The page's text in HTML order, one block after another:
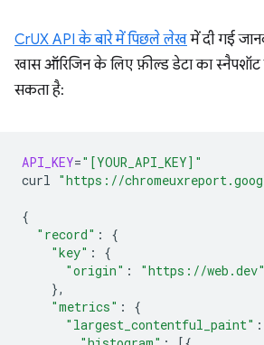
CrUX API के बारे में पिछले लेखमें दी गई
खास ऑरिजिन के लिए फ़ील्ड डेटा का स्नैपशॉट
सकता है:
API_KEY="[YOUR_API_KEY]"
curl "https://
{
"record" :
{
"key" :
{
"origin" :
"https://web.dev"
}
"metrics" :
{
"largest_contentful_paint" :